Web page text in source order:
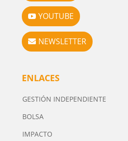
YOUTUBE
NEWSLETTER
ENLACES
GESTIÓN INDEPENDIENTE
BOLSA
IMPACTO